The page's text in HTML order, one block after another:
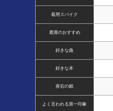
着用スパイク
鹿屋のおすすめ
好きな曲
好きな本
座右の銘
よく言われる第一印象